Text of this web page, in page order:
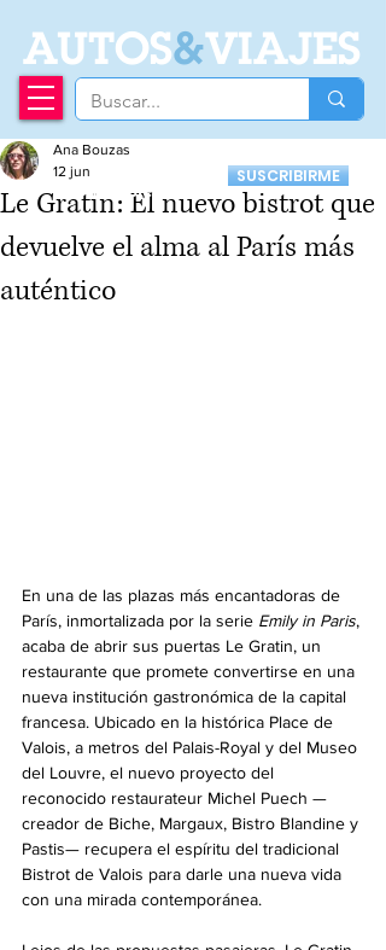
AUTOS&VIAJES
Newsletter
SUSCRIBIRME
Le Gratin: El nuevo bistrot que
devuelve el alma al París más
auténtico
Ana Bouzas
12 jun
En una de las plazas más encantadoras de
París, inmortalizada por la serie Emily in Paris,
acaba de abrir sus puertas Le Gratin, un
restaurante que promete convertirse en una
nueva institución gastronómica de la capital
francesa. Ubicado en la histórica Place de
Valois, a metros del Palais-Royal y del Museo
del Louvre, el nuevo proyecto del
reconocido restaurateur Michel Puech —
creador de Biche, Margaux, Bistro Blandine y
Pastis— recupera el espíritu del tradicional
Bistrot de Valois para darle una nueva vida
con una mirada contemporánea.